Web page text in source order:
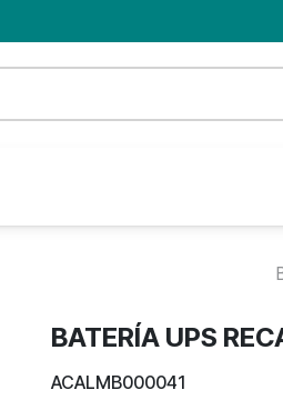
BATERÍA UPS
ACALMB000041